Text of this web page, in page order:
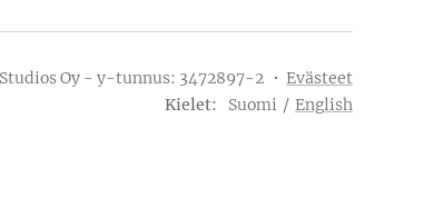
Studios Oy - y-tunnus: 3472897-2
Evästeet
Kielet
Suomi English